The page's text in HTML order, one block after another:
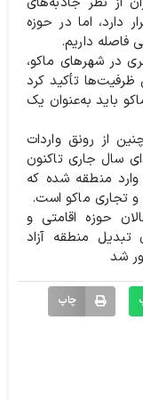
دارد، اما در حوزه
داریم.
در شهرهای ماکو،
تأکید کرد
باید به‌عنوان یک
از رونق واردات
سال جاری تاکنون
وارد منطقه شده که
تجاری ماکو است.
حوزه اقامتی و
تبدیل منطقه آزاد
شد
چاپ